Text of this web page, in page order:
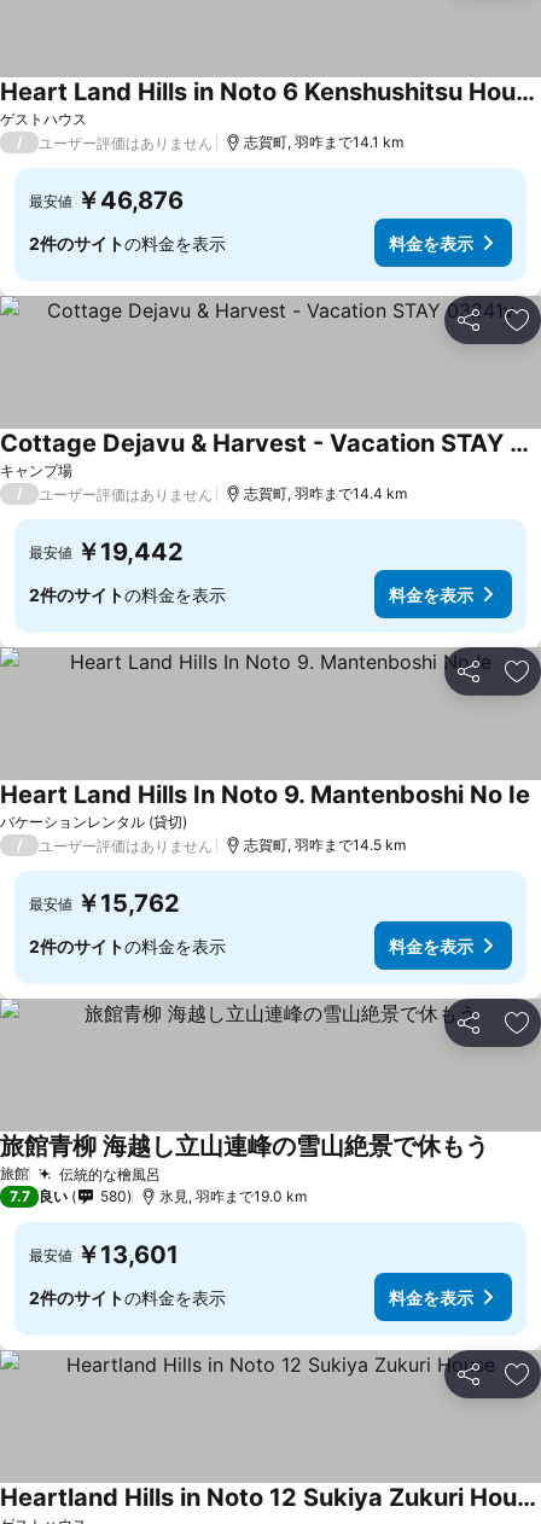
ゲストハウス
Heart Land Hills in Noto 6 Kenshushitsu House
/ ユーザー評価はありません 志賀町, 羽咋まで14.1 km
最安値 ￥46,876
2件のサイトの料金を表示 料金を表示
シェア お
キャンプ場
Cottage Dejavu & Harvest - Vacation STAY 03241v
/ ユーザー評価はありません 志賀町, 羽咋まで14.4 km
最安値 ￥19,442
2件のサイトの料金を表示 料金を表示
シェア お
バケーションレンタル (貸切)
Heart Land Hills In Noto 9. Mantenboshi No Ie
/ ユーザー評価はありません 志賀町, 羽咋まで14.5 km
最安値 ￥15,762
2件のサイトの料金を表示 料金を表示
シェア お
旅館 伝統的な檜風呂
旅館青柳 海越し立山連峰の雪山絶景で休もう
7.7 良い 580 氷見, 羽咋まで19.0 km
最安値 ￥13,601
2件のサイトの料金を表示 料金を表示
シェア お
Heartland Hills in Noto 12 Sukiya Zukuri House